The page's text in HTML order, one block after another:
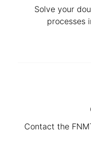
Solve your
processes
Contact the